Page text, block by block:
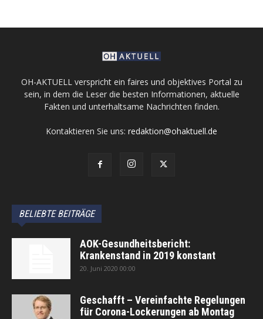
OH-AKTUELL verspricht ein faires und objektives Portal zu
sein, in dem die Leser die besten Informationen, aktuelle
Fakten und unterhaltsame Nachrichten finden.
Kontaktieren Sie uns: redaktion@ohaktuell.de
BELIEBTE BEITRÄGE
AOK-Gesundheitsbericht:
Krankenstand in 2019 konstant
20. Juni 2020 00:00
Geschafft – Vereinfachte Regelungen
für Corona-Lockerungen ab Montag